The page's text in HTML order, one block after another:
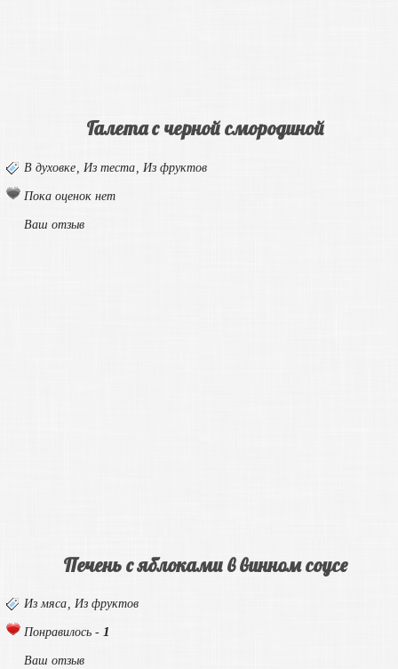
Галета с черной смородиной
В духовке Из теста Из фруктов
Пока оценок нет
Ваш отзыв
Печень с яблоками в винном соусе
Из мяса, Из фруктов
Понравилось -1
Ваш отзыв